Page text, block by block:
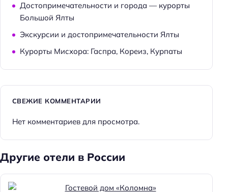
Достопримечательности и города — курорты
Большой Ялты
Экскурсии и достопримечательности Ялты
Курорты Мисхора: Гаспра, Кореиз, Курпаты
СВЕЖИЕ КОММЕНТАРИИ
Нет комментариев для просмотра.
Другие отели в России